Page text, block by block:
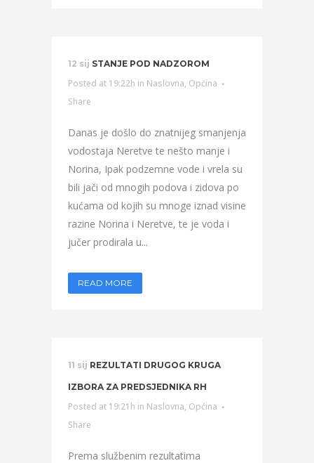
12 sij STANJE POD NADZOROM
Posted at 19:22h in Naslovna, Općina
Share
Danas je došlo do znatnijeg smanjenja
vodostaja Neretve te nešto manje i
Norina, Ipak podzemne vode i vrela su
bili jači od mnogih podova i zidova po
kućama od kojih su mnoge iznad visine
razine Norina i Neretve, te je voda i
jučer prodirala u...
READ MORE
11 sij REZULTATI DRUGOG KRUGA
IZBORA ZA PREDSJEDNIKA RH
Posted at 19:21h in Naslovna, Općina
Share
Prema službenim rezultatima